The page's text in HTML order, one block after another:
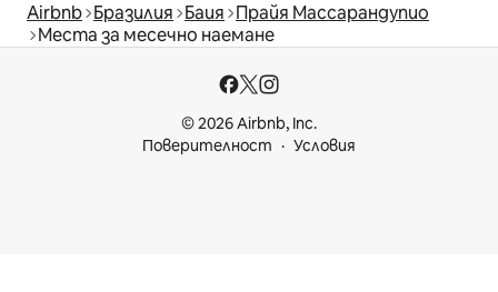
Airbnb Бразилия Баия Прайя Массарандупио
Места за месечно наемане
© 2026 Airbnb, Inc.
Поверителност
Условия